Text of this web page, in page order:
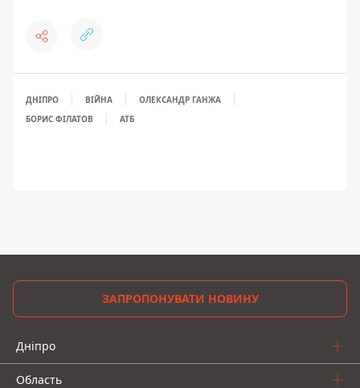
ДНІПРО ВІЙНА
ОЛЕКСАНДР ГАНЖА
БОРИС ФІЛАТОВ
АТБ
ЗАПРОПОНУВАТИ НОВИНУ
Дніпро
Область